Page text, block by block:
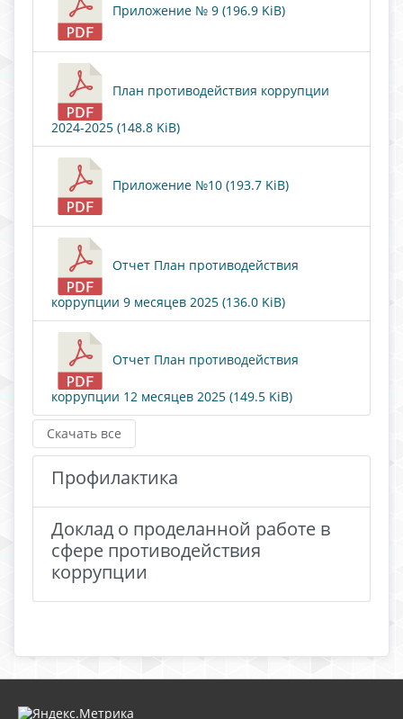
Приложение № 9 (196.9 KiB)
План противодействия коррупции
2024-2025 (148.8 KiB)
Приложение №10 (193.7 KiB)
Отчет План противодействия
коррупции 9 месяцев 2025 (136.0 KiB)
Отчет План противодействия
коррупции 12 месяцев 2025 (149.5 KiB)
Скачать все
Профилактика
Доклад о проделанной работе в
сфере противодействия
коррупции